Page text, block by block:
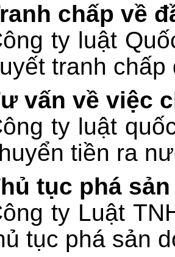
chấp về
ty luật
tranh chấp
vấn về việc
ty luật
tiền ra
tục phá
ty Luật
tục phá sản